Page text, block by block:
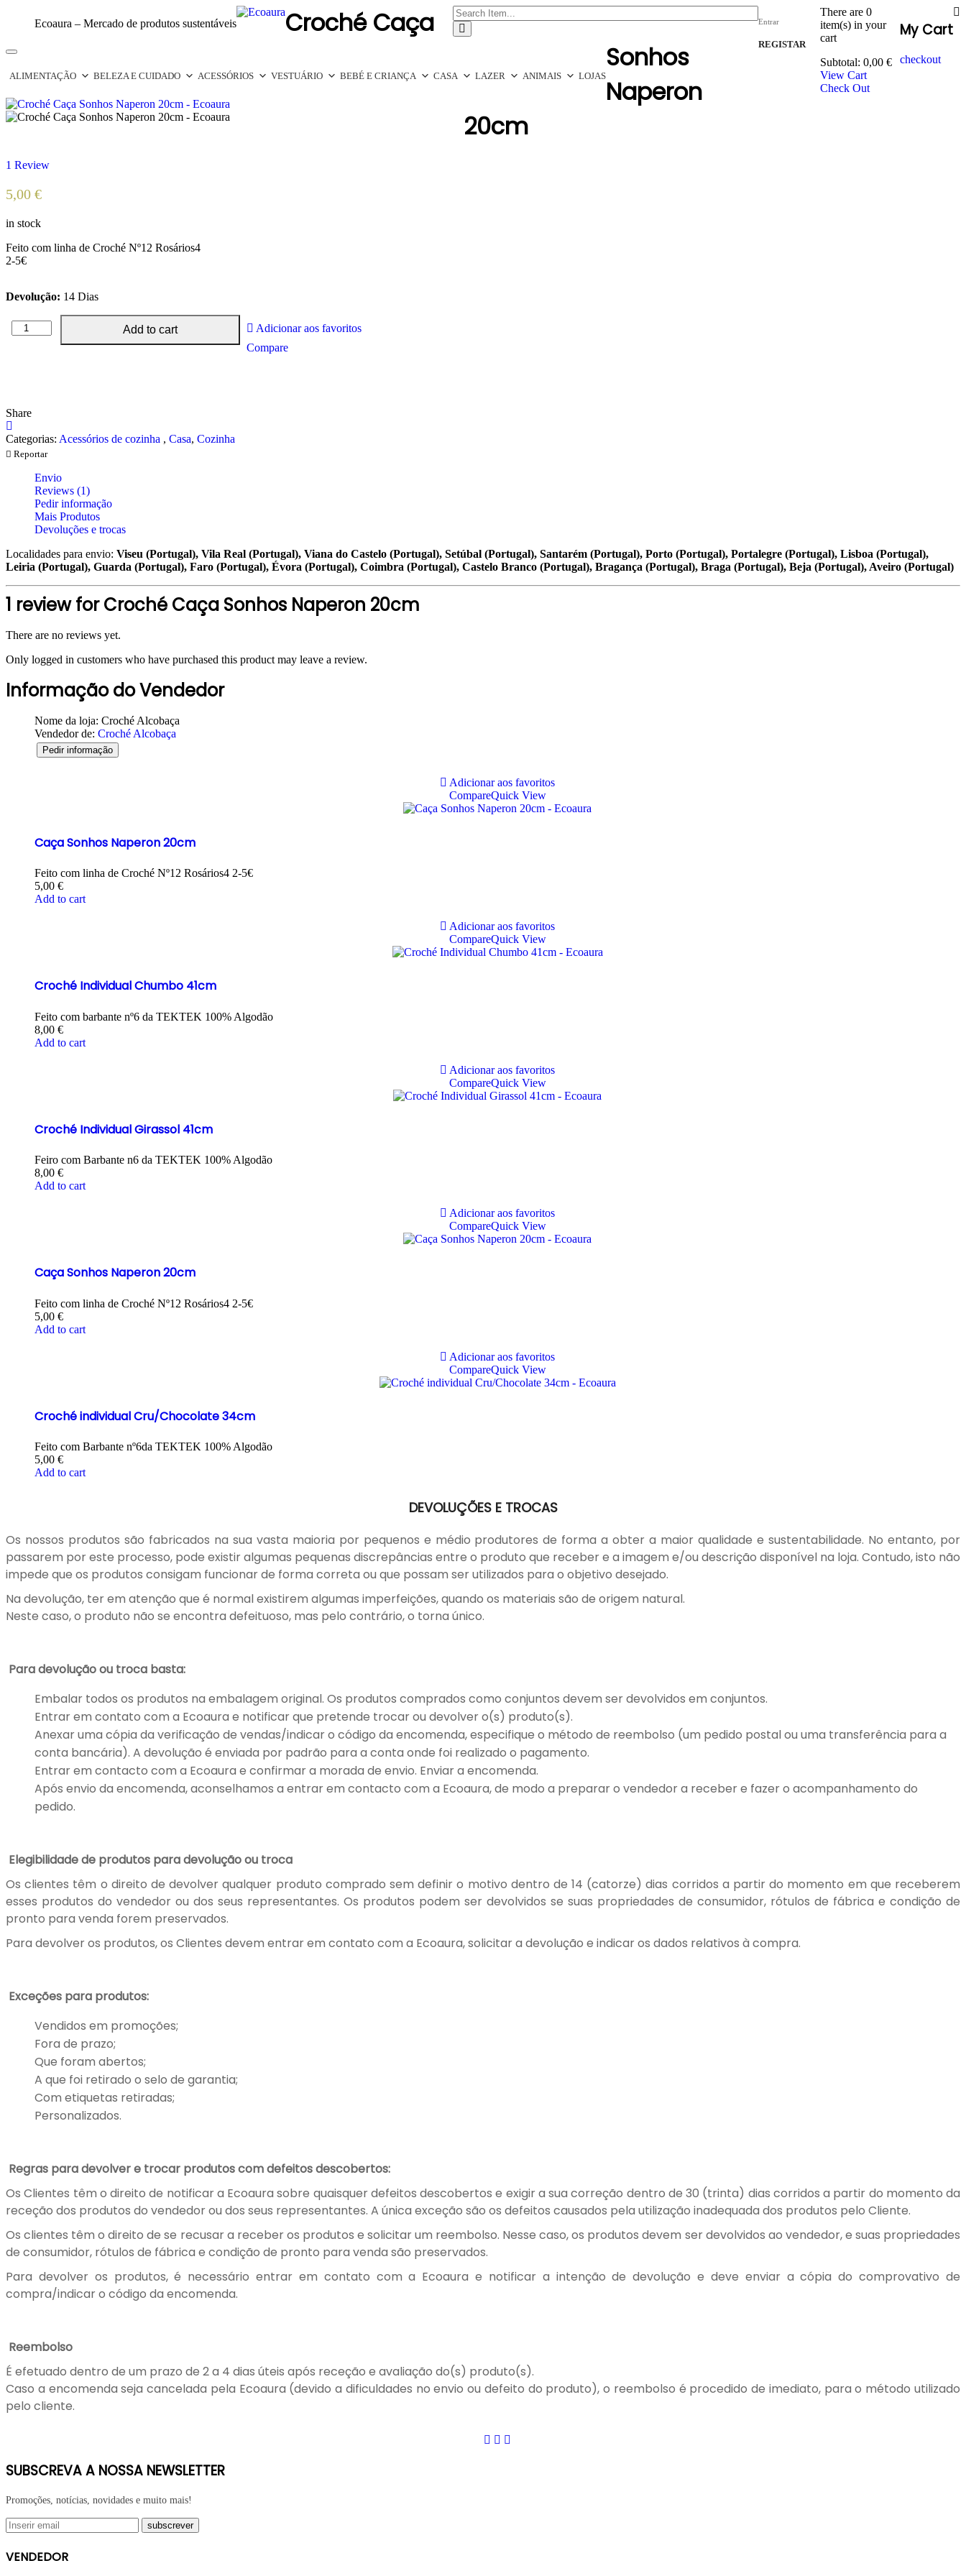
Ecoaura – Mercado de produtos sustentáveis Entrar
REGISTAR
My Cart
checkout
There are 0
item(s) in your
cart
Subtotal: 0,00 €
View Cart
Check Out
Toggle
ALIMENTAÇÃO
BELEZA E CUIDADO ACESSÓRIOS VESTUÁRIO BEBÉ E CRIANÇA CASA LAZER ANIMAIS LOJAS
Croché Caça
Sonhos
Naperon
20cm
1 Review
5,00 €
in stock
Feito com linha de Croché Nº12 Rosários4
2-5€
Devolução: 14 Dias
Croché
Caça
Add to cart
Adicionar aos favoritos
Compare
Share
Categorias: Acessórios de cozinha , Casa, Cozinha
Reportar
Envio
Reviews (1)
Pedir informação
Mais Produtos
Devoluções e trocas
Localidades para envio: Viseu (Portugal), Vila Real (Portugal), Viana do Castelo (Portugal), Setúbal (Portugal), Santarém (Portugal), Porto (Portugal), Portalegre (Portugal), Lisboa (Portugal),
Leiria (Portugal), Guarda (Portugal), Faro (Portugal), Évora (Portugal), Coimbra (Portugal), Castelo Branco (Portugal), Bragança (Portugal), Braga (Portugal), Beja (Portugal), Aveiro (Portugal)
1 review forCroché Caça Sonhos Naperon 20cm
There are no reviews yet.
Only logged in customers who have purchased this product may leave a review.
Informação do Vendedor
Nome da loja: Croché Alcobaça
Vendedor de: Croché Alcobaça
Pedir informação
Adicionar aos favoritos
CompareQuick View
Caça Sonhos Naperon 20cm
Feito com linha de Croché Nº12 Rosários4 2-5€
5,00 €
Add to cart
Adicionar aos favoritos
CompareQuick View
Croché Individual Chumbo 41cm
Feito com barbante nº6 da TEKTEK 100% Algodão
8,00 €
Add to cart
Adicionar aos favoritos
CompareQuick View
Croché Individual Girassol 41cm
Feiro com Barbante n6 da TEKTEK 100% Algodão
8,00 €
Add to cart
Adicionar aos favoritos
CompareQuick View
Caça Sonhos Naperon 20cm
Feito com linha de Croché Nº12 Rosários4 2-5€
5,00 €
Add to cart
Adicionar aos favoritos
CompareQuick View
Croché individual Cru/Chocolate 34cm
Feito com Barbante nº6da TEKTEK 100% Algodão
5,00 €
Add to cart
DEVOLUÇÕES E TROCAS
Os nossos produtos são fabricados na sua vasta maioria por pequenos e médio produtores de forma a obter a maior qualidade e sustentabilidade. No entanto, por
passarem por este processo, pode existir algumas pequenas discrepâncias entre o produto que receber e a imagem e/ou descrição disponível na loja. Contudo, isto não
impede que os produtos consigam funcionar de forma correta ou que possam ser utilizados para o objetivo desejado.
Na devolução, ter em atenção que é normal existirem algumas imperfeições, quando os materiais são de origem natural.
Neste caso, o produto não se encontra defeituoso, mas pelo contrário, o torna único.
Para devolução ou troca basta:
Embalar todos os produtos na embalagem original. Os produtos comprados como conjuntos devem ser devolvidos em conjuntos.
Entrar em contato com a Ecoaura e notificar que pretende trocar ou devolver o(s) produto(s).
Anexar uma cópia da verificação de vendas/indicar o código da encomenda, especifique o método de reembolso (um pedido postal ou uma transferência para a
conta bancária). A devolução é enviada por padrão para a conta onde foi realizado o pagamento.
Entrar em contacto com a Ecoaura e confirmar a morada de envio. Enviar a encomenda.
Após envio da encomenda, aconselhamos a entrar em contacto com a Ecoaura, de modo a preparar o vendedor a receber e fazer o acompanhamento do
pedido.
Elegibilidade de produtos para devolução ou troca
Os clientes têm o direito de devolver qualquer produto comprado sem definir o motivo dentro de 14 (catorze) dias corridos a partir do momento em que receberem
esses produtos do vendedor ou dos seus representantes. Os produtos podem ser devolvidos se suas propriedades de consumidor, rótulos de fábrica e condição de
pronto para venda forem preservados.
Para devolver os produtos, os Clientes devem entrar em contato com a Ecoaura, solicitar a devolução e indicar os dados relativos à compra.
Exceções para produtos:
Vendidos em promoções;
Fora de prazo;
Que foram abertos;
A que foi retirado o selo de garantia;
Com etiquetas retiradas;
Personalizados.
Regras para devolver e trocar produtos com defeitos descobertos:
Os Clientes têm o direito de notificar a Ecoaura sobre quaisquer defeitos descobertos e exigir a sua correção dentro de 30 (trinta) dias corridos a partir do momento da
receção dos produtos do vendedor ou dos seus representantes. A única exceção são os defeitos causados pela utilização inadequada dos produtos pelo Cliente.
Os clientes têm o direito de se recusar a receber os produtos e solicitar um reembolso. Nesse caso, os produtos devem ser devolvidos ao vendedor, e suas propriedades
de consumidor, rótulos de fábrica e condição de pronto para venda são preservados.
Para devolver os produtos, é necessário entrar em contato com a Ecoaura e notificar a intenção de devolução e deve enviar a cópia do comprovativo de
compra/indicar o código da encomenda.
Reembolso
É efetuado dentro de um prazo de 2 a 4 dias úteis após receção e avaliação do(s) produto(s).
Caso a encomenda seja cancelada pela Ecoaura (devido a dificuldades no envio ou defeito do produto), o reembolso é procedido de imediato, para o método utilizado
pelo cliente.
SUBSCREVA A NOSSA NEWSLETTER
Promoções, notícias, novidades e muito mais!
VENDEDOR